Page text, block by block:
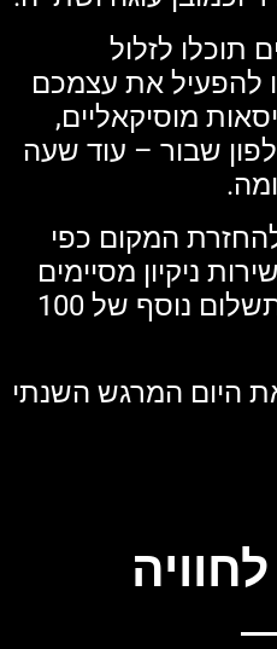
תוכלו לזלול
להפעיל את עצמכם
מוסיקאליים,
שבור – עוד שעה
המקום כפי
ניקיון מסיימים
הולכים ניתן להזמין בתשלום נוסף של 100
היום המרגש השנתי